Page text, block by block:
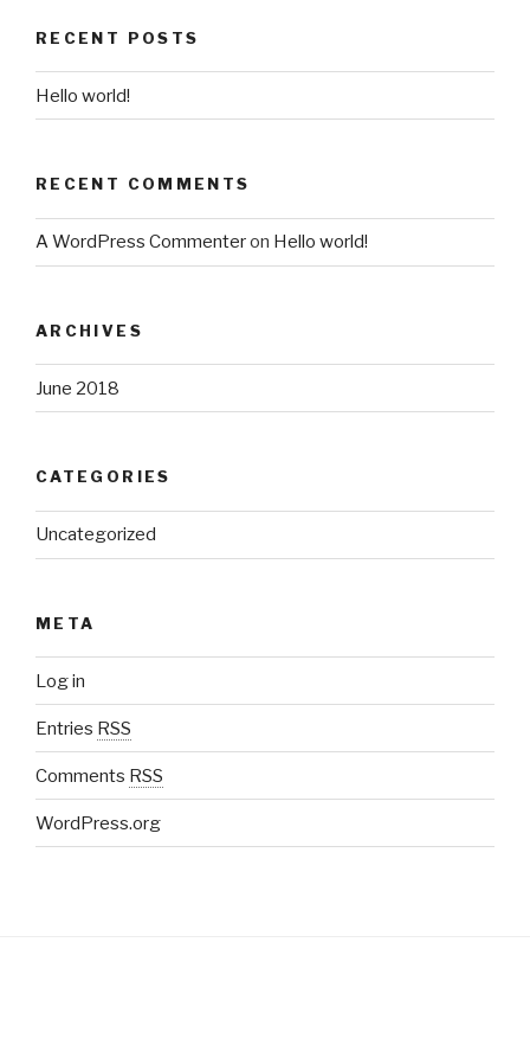
RECENT POSTS
Hello world!
RECENT COMMENTS
A WordPress Commenteron Hello world!
ARCHIVES
June 2018
CATEGORIES
Uncategorized
META
Log in
Entries RSS
Comments RSS
WordPress.org